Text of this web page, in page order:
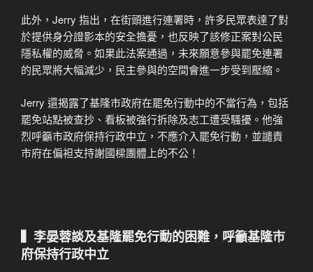
此外，Jerry 指出，在街頭進行連署時，許多民眾表達了對
於提供身分證影本的安全擔憂，也反映了該修正案對公民
隱私權的威脅。如果此法案通過，未來願意參與罷免連署
的民眾將大幅減少，民主參與的空間會進一步受到壓縮。
Jerry 還揭露了基隆市政府在罷免行動中的不當行為，包括
罷免站點被查抄、看板被強行拆除及志工遭受騷擾。他強
烈呼籲市政府保持行政中立，不應介入罷免行動，並譴責
市府在偏袒支持謝國樑團體上的不公！
▍李晏蓉談及基隆罷免行動的困難，呼籲基隆市
府保持行政中立